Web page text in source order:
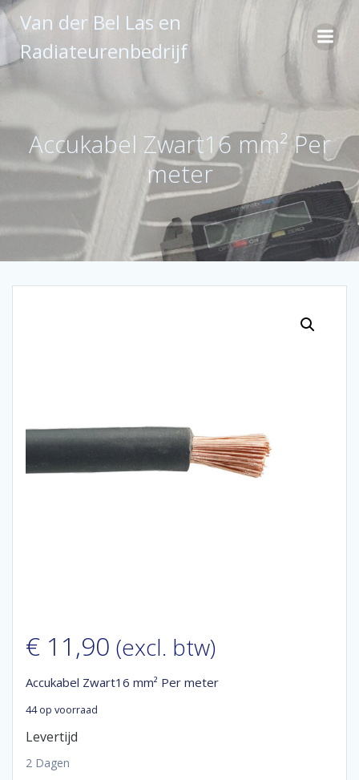
Ga
naar
inhoud
Van der Bel Las en
Radiateurenbedrijf
Accukabel Zwart16 mm² Per
meter
€ 11,90 (excl. btw)
Accukabel Zwart16 mm² Per meter
44 op voorraad
Levertijd
2 Dagen